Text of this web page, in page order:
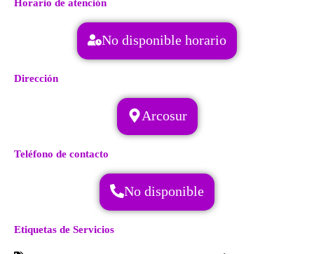
Horario de atención
No disponible horario
Dirección
Arcosur
Teléfono de contacto
No disponible
Etiquetas de Servicios